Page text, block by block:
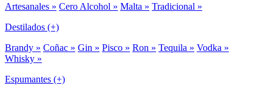
Artesanales » Cero Alcohol » Malta » Tradicional »
Destilados (+)
Brandy » Coñac » Gin » Pisco » Ron » Tequila » Vodka »
Whisky »
Espumantes (+)